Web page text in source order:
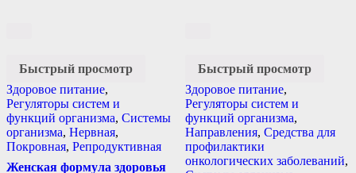
Быстрый просмотр
Здоровое питание,
Регуляторы систем и
функций организма, Системы
организма, Нервная,
Покровная, Репродуктивная
Женская формула здоровья
Быстрый просмотр
Здоровое питание,
Регуляторы систем и
функций организма,
Направления, Средства для
профилактики
онкологических заболеваний,